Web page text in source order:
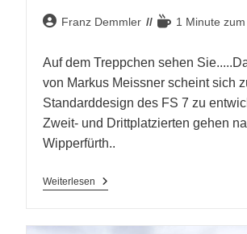
Beitrags-
Franz Demmler Lesedauer:
1 Minute
Auf dem Treppchen sehen
von Markus Meissner scheint sich
Standarddesign des FS 7 zu
Zweit- und Drittplatzierten gehen
Wipperfürth..
Weiterlesen
Neues
Design